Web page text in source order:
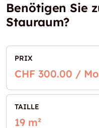
Benötigen Sie
Stauraum?
PRIX
CHF 300.00 /
TAILLE
19 m²